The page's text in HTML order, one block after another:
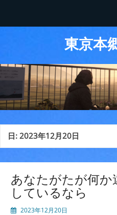
東京本
日:2023年12月20日
あなたがたが何か
しているなら
2023年12月20日